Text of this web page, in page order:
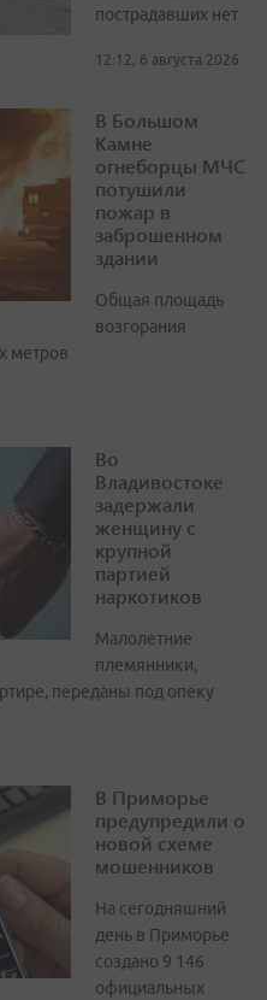
пострадавших нет
12:12, 6 августа 2026
В Большом
Камне
огнеборцы МЧС
потушили
пожар в
заброшенном
здании
Общая площадь
возгорания
метров
Во
Владивостоке
задержали
женщину с
крупной
партией
наркотиков
Малолетние
племянники,
переданы под опеку
В Приморье
предупредили о
новой схеме
мошенников
На сегодняшний
день в Приморье
создано 9 146
официальных